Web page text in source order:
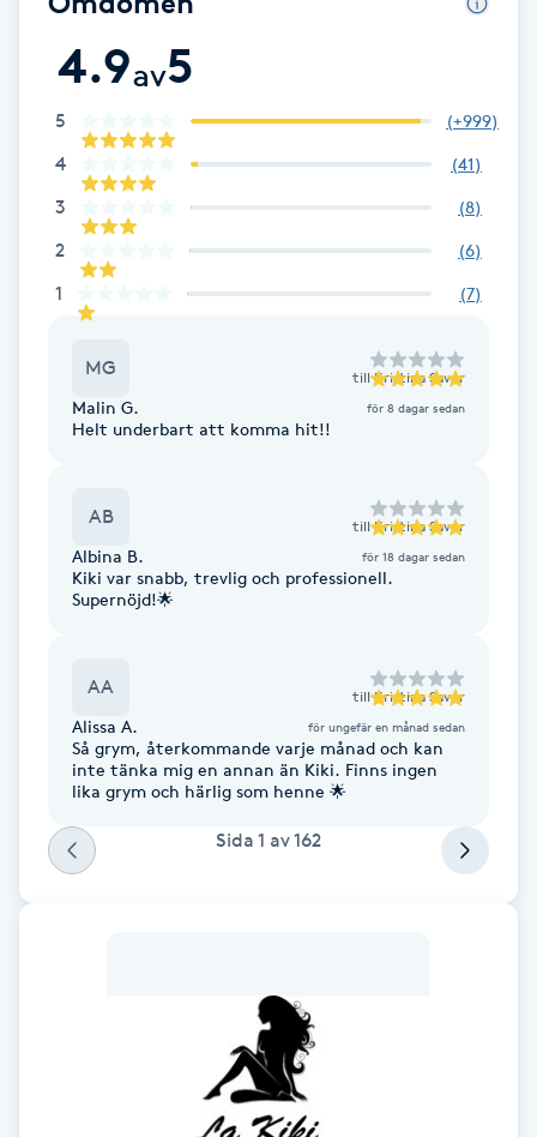
Fotvård
Fransar
Fransborttagning
Fransfärgning
Fransförlängning
Fransförlängning Megavolym
Fransk manikyr
Frekvensterapi
Friskvård
Friskvårdsmassage
Frisör
4.9av5
5 (+999)
4 (41)
3 (8)
2 (6)
1 (7)
MG till Kristina Savor
Malin G. för 8 dagar sedan
Helt underbart att komma hit!!
AB till Kristina Savor
Albina B. för 18 dagar sedan
Kiki var snabb, trevlig och professionell.
Supernöjd!🌟
AA till Kristina Savor
Alissa A. för ungefär en månad sedan
Så grym, återkommande varje månad och kan
inte tänka mig en annan än Kiki. Finns ingen
lika grym och härlig som henne 🌟
Sida 1 av162